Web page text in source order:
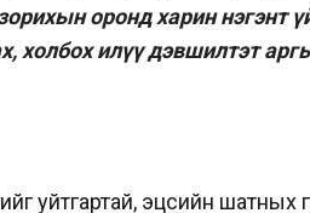
оронд харин нэгэнт
холбох илүү дэвшилтэт
уйтгартай, эцсийн